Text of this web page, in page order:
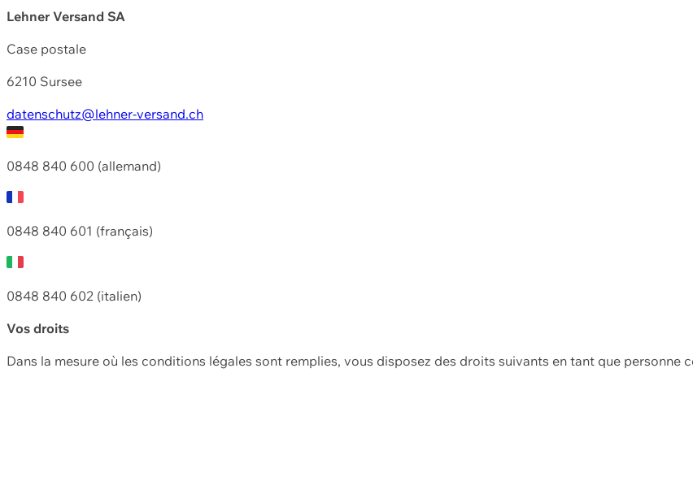
Lehner Versand SA
Case postale
6210 Sursee
datenschutz@lehner-versand.ch
0848 840 600 (allemand)
0848 840 601 (français)
0848 840 602 (italien)
Vos droits
Dans la mesure où les conditions légales sont remplies, vous disposez des droits suivants en tant que personne